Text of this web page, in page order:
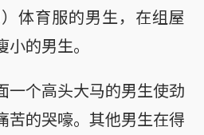
体育服的男生，在组屋
的男生。
一个高头大马的男生使劲
苦的哭嚎。其他男生在得